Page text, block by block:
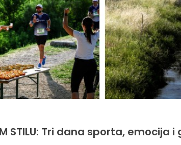
STILU: Tri dana sporta, emocija